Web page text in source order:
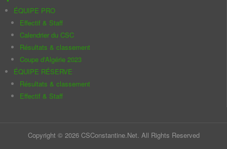
ÉQUIPE PRO
Effectif & Staff
Calendrier du CSC
Résultats & classement
Coupe d'Algérie 2023
ÉQUIPE RÉSERVE
Résultats & classement
Effectif & Staff
Copyright © 2026 CSConstantine.Net. All Rights Reserved